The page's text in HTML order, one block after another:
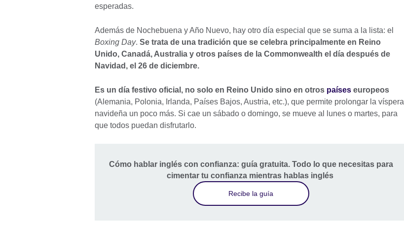
esperadas.
Además de Nochebuena y Año Nuevo, hay otro día especial que se suma a la lista: el
Boxing Day. Se trata de una tradición que se celebra principalmente en Reino
Unido, Canadá, Australia y otros países de la Commonwealth el día después de
Navidad, el 26 de diciembre.
Es un día festivo oficial, no solo en Reino Unido sino en otros países europeos
(Alemania, Polonia, Irlanda, Países Bajos, Austria, etc.), que permite prolongar la víspera
navideña un poco más. Si cae un sábado o domingo, se mueve al lunes o martes, para
que todos puedan disfrutarlo.
Cómo hablar inglés con confianza: guía gratuita. Todo lo que necesitas para
cimentar tu confianza mientras hablas inglés
Recibe la guía